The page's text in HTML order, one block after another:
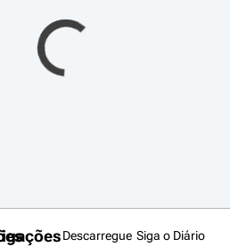
Descarregue Siga o Diário